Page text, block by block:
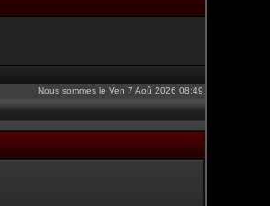
Nous sommes le Ven 7 Aoû 2026 08:49